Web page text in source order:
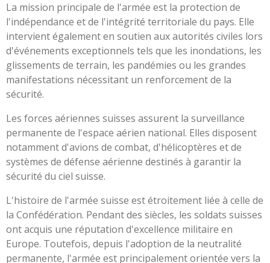
La mission principale de l'armée est la protection de
l'indépendance et de l'intégrité territoriale du pays. Elle
intervient également en soutien aux autorités civiles lors
d'événements exceptionnels tels que les inondations, les
glissements de terrain, les pandémies ou les grandes
manifestations nécessitant un renforcement de la
sécurité.
Les forces aériennes suisses assurent la surveillance
permanente de l'espace aérien national. Elles disposent
notamment d'avions de combat, d'hélicoptères et de
systèmes de défense aérienne destinés à garantir la
sécurité du ciel suisse.
L'histoire de l'armée suisse est étroitement liée à celle de
la Confédération. Pendant des siècles, les soldats suisses
ont acquis une réputation d'excellence militaire en
Europe. Toutefois, depuis l'adoption de la neutralité
permanente, l'armée est principalement orientée vers la